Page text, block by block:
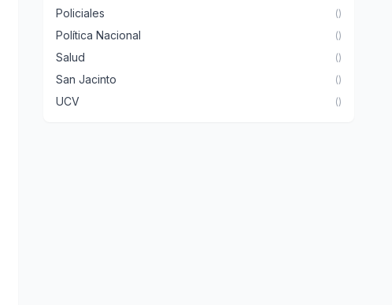
Policiales ()
Política Nacional ()
Salud ()
San Jacinto ()
UCV ()